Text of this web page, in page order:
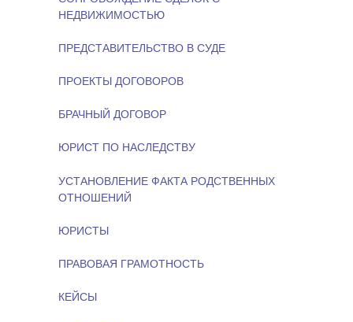
НЕДВИЖИМОСТЬЮ
ПРОЕКТЫ ДОГОВОРОВ
БРАЧНЫЙ ДОГОВОР
ЮРИСТ ПО НАСЛЕДСТВУ
ЮРИСТЫ
ПРАВОВАЯ ГРАМОТНОСТЬ
КЕЙСЫ
ПРЕДСТАВИТЕЛЬСТВО В СУДЕ
УСТАНОВЛЕНИЕ ФАКТА РОДСТВЕННЫХ
ОТНОШЕНИЙ